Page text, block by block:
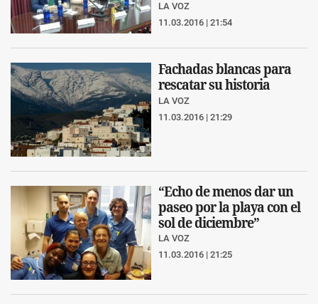
LA VOZ
11.03.2016 | 21:54
Fachadas blancas para
rescatar su historia
LA VOZ
11.03.2016 | 21:29
“Echo de menos dar un
paseo por la playa con el
sol de diciembre”
LA VOZ
11.03.2016 | 21:25